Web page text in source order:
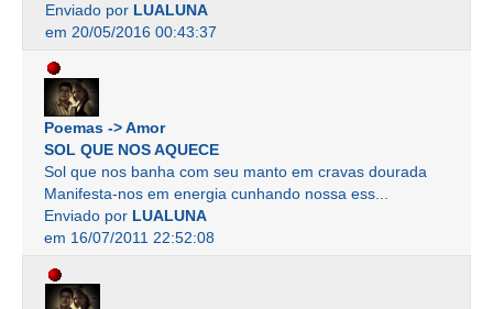
Enviado por LUALUNA
em 20/05/2016 00:43:37
Poemas -> Amor
SOL QUE NOS AQUECE
Sol que nos banha com seu manto em cravas dourada
Manifesta-nos em energia cunhando nossa ess...
Enviado por LUALUNA
em 16/07/2011 22:52:08